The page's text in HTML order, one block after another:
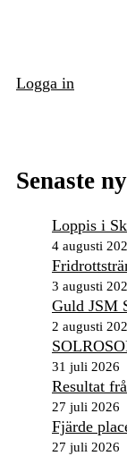
Logga in
Senaste
Loppis i
4 augusti
3 augusti
Guld JSM
2 augusti
31 juli 2026
Resultat
27 juli 2026
Fjärde
27 juli 2026